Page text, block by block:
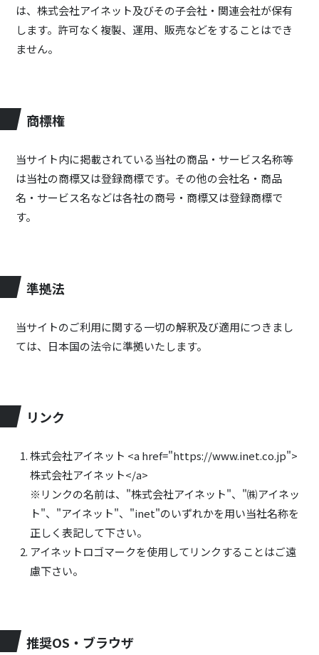
は、株式会社アイネット及びその子会社・関連会社が保有
します。許可なく複製、運用、販売などをすることはでき
ません。
商標権
当サイト内に掲載されている当社の商品・サービス名称等
は当社の商標又は登録商標です。その他の会社名・商品
名・サービス名などは各社の商号・商標又は登録商標で
す。
準拠法
当サイトのご利用に関する一切の解釈及び適用につきまし
ては、日本国の法令に準拠いたします。
リンク
株式会社アイネット <a href="https://www.inet.co.jp">
株式会社アイネット</a>
※リンクの名前は、"株式会社アイネット"、"㈱アイネッ
ト"、"アイネット"、"inet"のいずれかを用い当社名称を
正しく表記して下さい。
アイネットロゴマークを使用してリンクすることはご遠
慮下さい。
推奨OS・ブラウザ